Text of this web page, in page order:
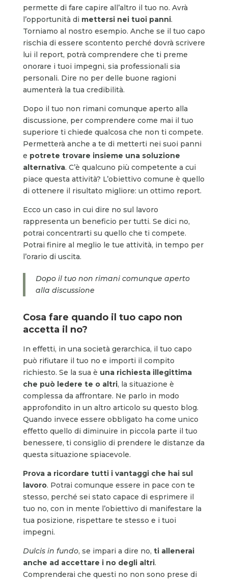
permette di fare capire all’altro il tuo no. Avrà
l’opportunità di mettersi nei tuoi panni.
Torniamo al nostro esempio. Anche se il tuo capo
rischia di essere scontento perché dovrà scrivere
lui il report, potrà comprendere che ti preme
onorare i tuoi impegni, sia professionali sia
personali. Dire no per delle buone ragioni
aumenterà la tua credibilità.
Dopo il tuo non rimani comunque aperto alla
discussione, per comprendere come mai il tuo
superiore ti chiede qualcosa che non ti compete.
Permetterà anche a te di metterti nei suoi panni
e potrete trovare insieme una soluzione
alternativa. C’è qualcuno più competente a cui
piace questa attività? L’obiettivo comune è quello
di ottenere il risultato migliore: un ottimo report.
Ecco un caso in cui dire no sul lavoro
rappresenta un beneficio per tutti. Se dici no,
potrai concentrarti su quello che ti compete.
Potrai finire al meglio le tue attività, in tempo per
l’orario di uscita.
Dopo il tuo non rimani comunque aperto
alla discussione
Cosa fare quando il tuo capo non
accetta il no?
In effetti, in una società gerarchica, il tuo capo
può rifiutare il tuo no e importi il compito
richiesto. Se la sua è una richiesta illegittima
che può ledere te o altri, la situazione è
complessa da affrontare. Ne parlo in modo
approfondito in un altro articolo su questo blog.
Quando invece essere obbligato ha come unico
effetto quello di diminuire in piccola parte il tuo
benessere, ti consiglio di prendere le distanze da
questa situazione spiacevole.
Prova a ricordare tutti i vantaggi che hai sul
lavoro. Potrai comunque essere in pace con te
stesso, perché sei stato capace di esprimere il
tuo no, con in mente l’obiettivo di manifestare la
tua posizione, rispettare te stesso e i tuoi
impegni.
Dulcis in fundo, se impari a dire no, ti allenerai
anche ad accettare i no degli altri.
Comprenderai che questi no non sono prese di